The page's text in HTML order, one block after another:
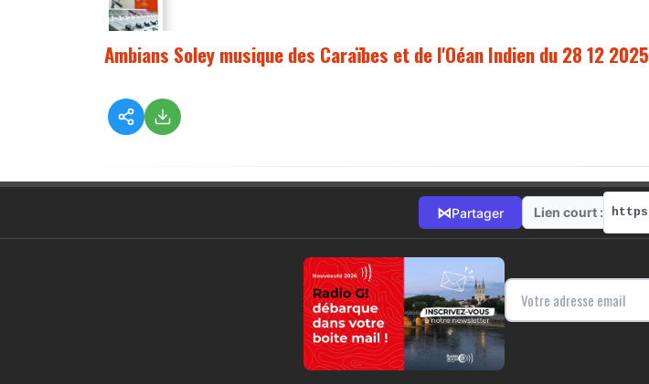
Ambians Soley musique des Caraïbes et de l'Oéan Indien du 28 12 2025
⋈Partager Lien court :